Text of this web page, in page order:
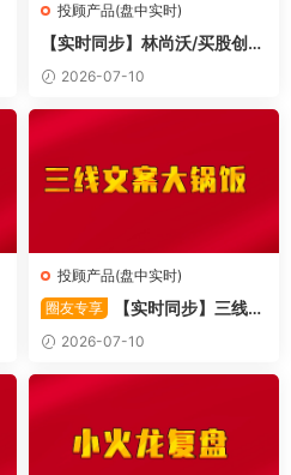
投顾产品(盘中实时)
【实时同步】林尚沃/买股创
业/北伐创业板
2026-07-10
投顾产品(盘中实时)
圈友专享
【实时同步】三线文
案大锅饭
2026-07-10